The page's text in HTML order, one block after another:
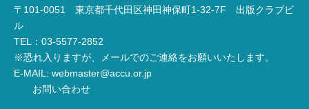
〒101-0051 東京都千代田区神田神保町1-32-7F 出版クラブビ
ル
TEL：03-5577-2852
※恐れ入りますが、メールでのご連絡をお願いいたします。
E-MAIL: webmaster@accu.or.jp
お問い合わせ